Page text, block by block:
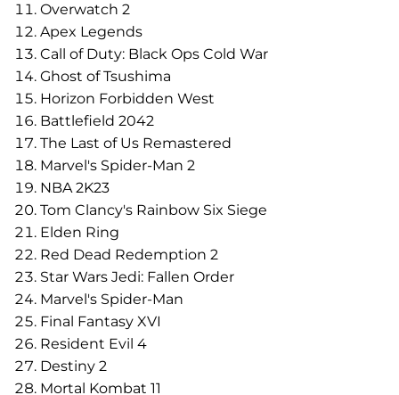
Overwatch 2
Apex Legends
Call of Duty: Black Ops Cold War
Ghost of Tsushima
Horizon Forbidden West
Battlefield 2042
The Last of Us Remastered
Marvel's Spider-Man 2
NBA 2K23
Tom Clancy's Rainbow Six Siege
Elden Ring
Red Dead Redemption 2
Star Wars Jedi: Fallen Order
Marvel's Spider-Man
Final Fantasy XVI
Resident Evil 4
Destiny 2
Mortal Kombat 11